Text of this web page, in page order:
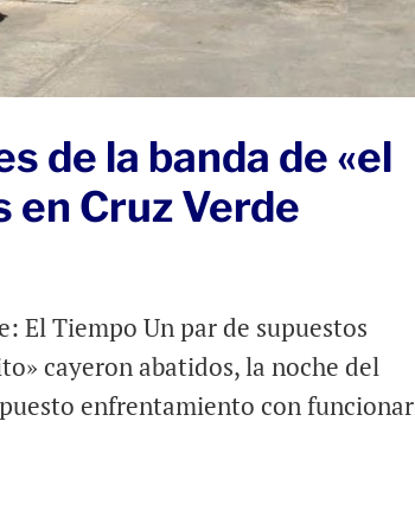
de la banda de «el
en Cruz Verde
El Tiempo Un par de supuestos
cayeron abatidos, la noche del
enfrentamiento con